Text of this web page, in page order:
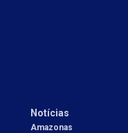
Notícias
Amazonas